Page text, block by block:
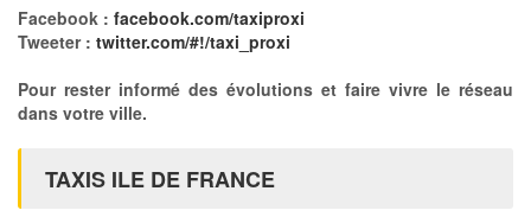
Facebook : facebook.com/taxiproxi
Tweeter : twitter.com/#!/taxi_proxi
Pour rester informé des évolutions et faire vivre le réseau
dans votre ville.
TAXIS ILE DE FRANCE